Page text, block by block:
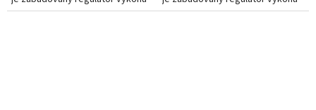
do topné soustavy. Regulace
do topné soustavy. Regulace